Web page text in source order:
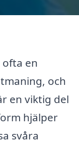
en
och
en viktig del
hjälper
svåra